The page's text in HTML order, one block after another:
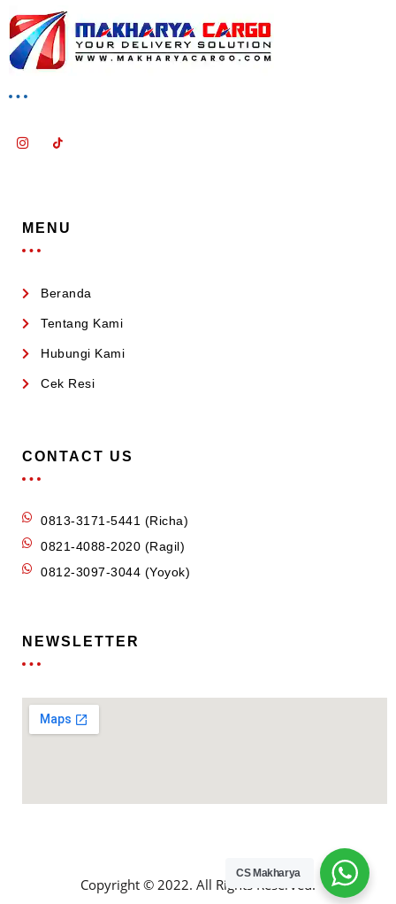
MENU
Beranda
Tentang Kami
Hubungi Kami
Cek Resi
CONTACT US
0813-3171-5441 (Richa)
0821-4088-2020 (Ragil)
0812-3097-3044 (Yoyok)
NEWSLETTER
Copyright © 2022. All Rights Reserved.
CS Makharya